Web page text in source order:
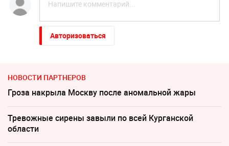
Авторизоваться
НОВОСТИ ПАРТНЕРОВ
Гроза накрыла Москву после аномальной жары
Тревожные сирены завыли по всей Курганской
области